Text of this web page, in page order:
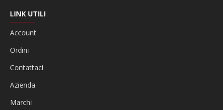
LINK UTILI
Account
Ordini
Contattaci
Azienda
Marchi